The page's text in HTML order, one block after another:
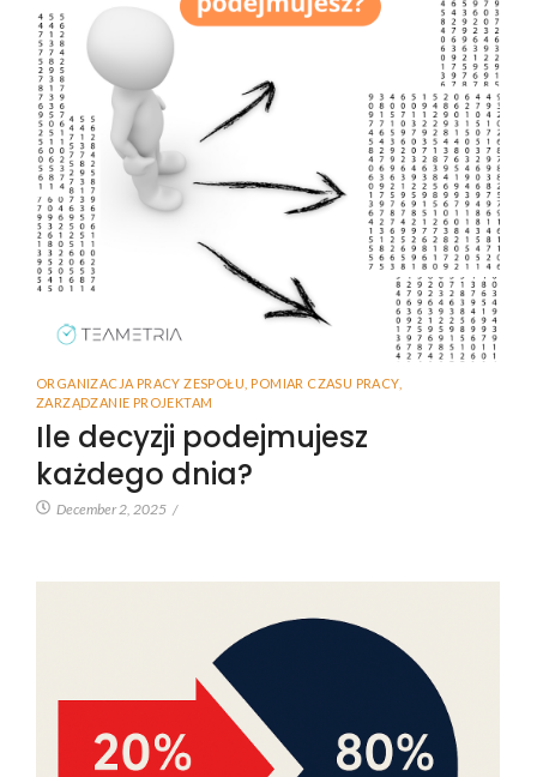
ORGANIZACJA PRACY ZESPOŁU POMIAR CZASU PRACY,
ZARZĄDZANIE PROJEKTAM
Ile decyzji podejmujesz
każdego dnia?
December 2, 2025 /